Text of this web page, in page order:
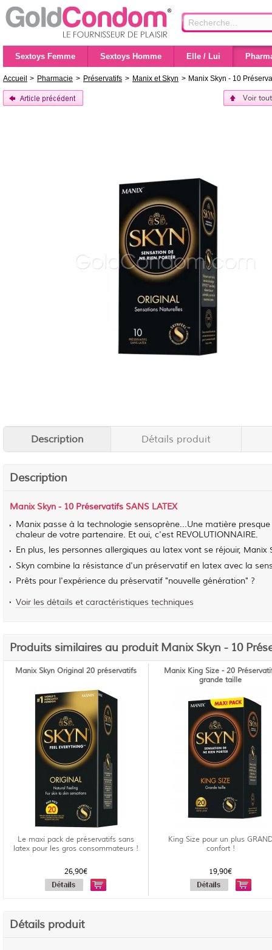
Sextoys Femme Sextoys Homme Elle / Lui
Accueil > Pharmacie > Préservatifs > Manix et Skyn > Manix Skyn - 10
Voir
Description Détails produit
Description
Manix Skyn - 10 Préservatifs SANS LATEX
Manix passe à la technologie sensoprène...Une matière
chaleur de votre partenaire. Et oui, c'est REVOLUTIONNAIRE.
En plus, les personnes allergiques au latex vont se réjouir, Manix
Skyn combine la résistance d'un préservatif en latex avec la
Prêts pour l'expérience du préservatif "nouvelle génération" ?
Voir les détails et caractéristiques techniques
Produits similaires au produit Manix Skyn - 10
Manix Skyn Original 20 préservatifs
Le maxi pack de préservatifs sans
latex pour les gros consommateurs !
26,90€
Manix King Size - 20
grande taille
King Size pour un plus
confort !
19,90€
Détails produit